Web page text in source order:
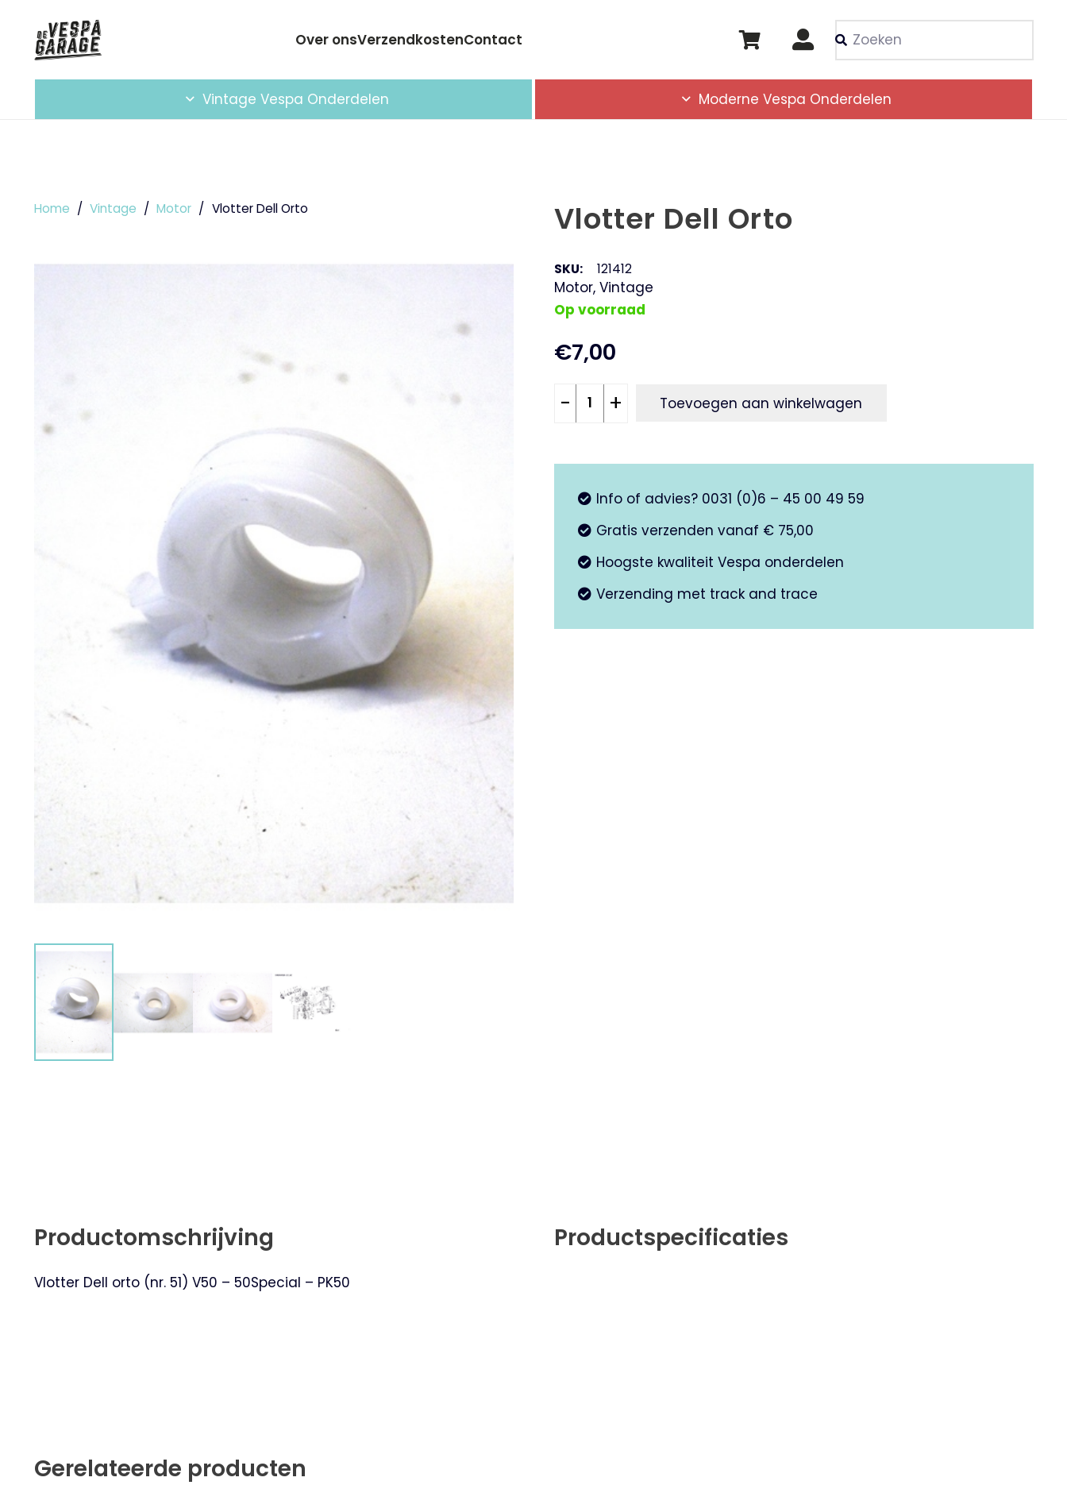
Over onsVerzendkostenContact
Als de resultaten voor
Vintage Vespa Onderdelen Moderne Vespa Onderdelen
Home / Vintage / Motor / Vlotter Dell Orto Vlotter Dell Orto
SKU: 121412
Motor, Vintage
Op voorraad
€7,00
Vlotter
aantal
- + Toevoegen aan winkelwagen
Info of advies? 0031 (0)6 – 45 00 49 59
Gratis verzenden vanaf € 75,00
Hoogste kwaliteit Vespa onderdelen
Verzending met track and trace
Productomschrijving
Vlotter Dell orto (nr. 51) V50 – 50Special – PK50
Productspecificaties
Gerelateerde producten